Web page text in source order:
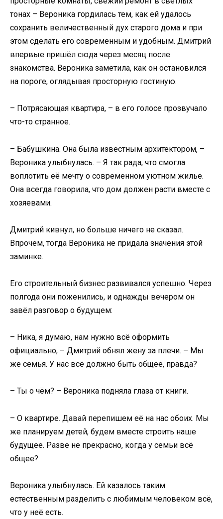
тонах – Вероника гордилась тем, как ей удалось
сохранить величественный дух старого дома и при
этом сделать его современным и удобным. Дмитрий
впервые пришёл сюда через месяц после
знакомства. Вероника заметила, как он остановился
на пороге, оглядывая просторную гостиную.
– Потрясающая квартира, – в его голосе прозвучало
что-то странное.
– Бабушкина. Она была известным архитектором, –
Вероника улыбнулась. – Я так рада, что смогла
воплотить её мечту о современном уютном жилье.
Она всегда говорила, что дом должен расти вместе с
хозяевами.
Дмитрий кивнул, но больше ничего не сказал.
Впрочем, тогда Вероника не придала значения этой
заминке.
Его строительный бизнес развивался успешно. Через
полгода они поженились, и однажды вечером он
завёл разговор о будущем:
– Ника, я думаю, нам нужно всё оформить
официально, – Дмитрий обнял жену за плечи. – Мы
же семья. У нас всё должно быть общее, правда?
– Ты о чём? – Вероника подняла глаза от книги.
– О квартире. Давай перепишем её на нас обоих. Мы
же планируем детей, будем вместе строить наше
будущее. Разве не прекрасно, когда у семьи всё
общее?
Вероника улыбнулась. Ей казалось таким
естественным разделить с любимым человеком всё,
что у неё есть.